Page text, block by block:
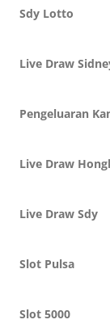
Sdy Lotto
Live Draw
Pengeluaran
Live Draw
Live Draw Sdy
Slot Pulsa
Slot 5000